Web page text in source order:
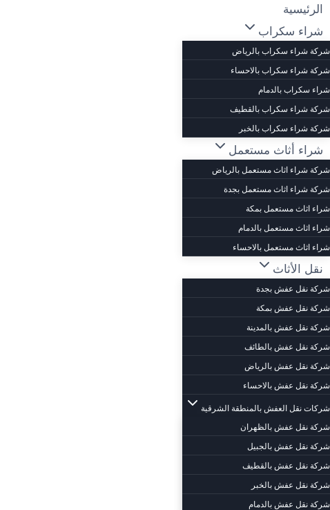
التجاوز
إلى
المحتوى
الرئيسية
شراء سكراب
شركة شراء سكراب بالرياض
شركة شراء سكراب بالاحساء
شراء سكراب بالدمام
شركة شراء سكراب بالقطيف
شركة شراء سكراب بالخبر
شراء أثاث مستعمل
شركة شراء اثاث مستعمل بالرياض
شركة شراء اثاث مستعمل بجدة
شراء اثاث مستعمل بمكة
شراء اثاث مستعمل بالدمام
شراء اثاث مستعمل بالاحساء
نقل الأثاث
شركة نقل عفش بجدة
شركة نقل عفش بمكة
شركة نقل عفش بالمدينة
شركة نقل عفش بالطائف
شركة نقل عفش بالرياض
شركة نقل عفش بالاحساء
شركات نقل العفش بالمنطقة الشرقية
شركة نقل عفش بالظهران
شركة نقل عفش بالجبيل
شركة نقل عفش بالقطيف
شركة نقل عفش بالخبر
شركة نقل عفش بالدمام